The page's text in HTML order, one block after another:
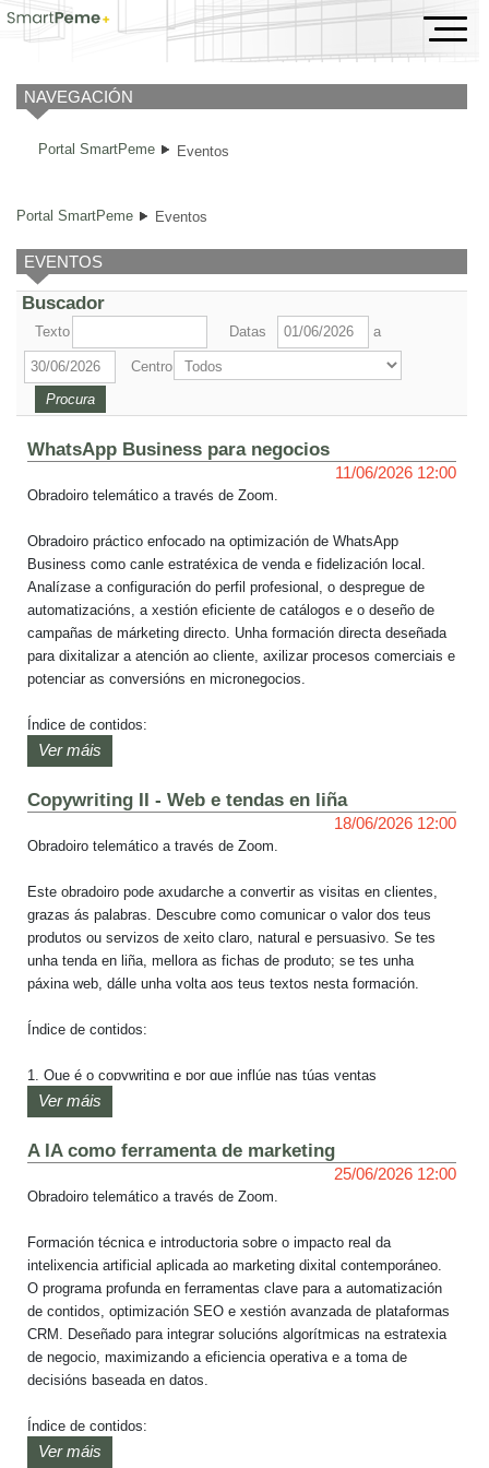
Eventos
NAVEGACIÓN
Portal SmartPeme Eventos
Portal SmartPeme Eventos
EVENTOS
Buscador
Texto Datas a
Centro
WhatsApp Business para negocios
11/06/2026 12:00
Obradoiro telemático a través de Zoom.
Obradoiro práctico enfocado na optimización de WhatsApp
Business como canle estratéxica de venda e fidelización local.
Analízase a configuración do perfil profesional, o despregue de
automatizacións, a xestión eficiente de catálogos e o deseño de
campañas de márketing directo. Unha formación directa deseñada
para dixitalizar a atención ao cliente, axilizar procesos comerciais e
potenciar as conversións en micronegocios.
Índice de contidos:
1. Introduución a WhatsApp
2. WhatsApp vs. WhatsApp Business
3. Crear unha conta en WhatsApp Business
4. Novas funcionalidades
O obradoiro será impartido por Guillermo Nass, TSU en Deseñador
Gráfico Publicitario do Colexio Universitario Monseñor de Talavera,
entusiasta da cor e do deseño con experiencia en web, Wordpress,
posicionamento en redes sociais, márketing dixital, entre outros.
Ver máis
Copywriting II - Web e tendas en liña
18/06/2026 12:00
Obradoiro telemático a través de Zoom.
Este obradoiro pode axudarche a convertir as visitas en clientes,
grazas ás palabras. Descubre como comunicar o valor dos teus
produtos ou servizos de xeito claro, natural e persuasivo. Se tes
unha tenda en liña, mellora as fichas de produto; se tes unha
páxina web, dálle unha volta aos teus textos nesta formación.
Índice de contidos:
1. Que é o copywriting e por que inflúe nas túas ventas
2. Como escribir textos que conecten
3. Copys para páxinas clave: inicio, sobre nós, servizos…
4. Copys para fichas de produto
O obradoiro será impartido por María Aller, Licenciada en
postgrado en Comunicación Corporativa pola Universidad de A
Coruña e un master en márketing dixital na UCM, con mais de 3
anos de experiencia en ecommerce e márketing dixital.
Ver máis
A IA como ferramenta de marketing
25/06/2026 12:00
Obradoiro telemático a través de Zoom.
Formación técnica e introductoria sobre o impacto real da
intelixencia artificial aplicada ao marketing dixital contemporáneo.
O programa profunda en ferramentas clave para a automatización
de contidos, optimización SEO e xestión avanzada de plataformas
CRM. Deseñado para integrar solucións algorítmicas na estratexia
de negocio, maximizando a eficiencia operativa e a toma de
decisións baseada en datos.
Índice de contidos:
Ver máis